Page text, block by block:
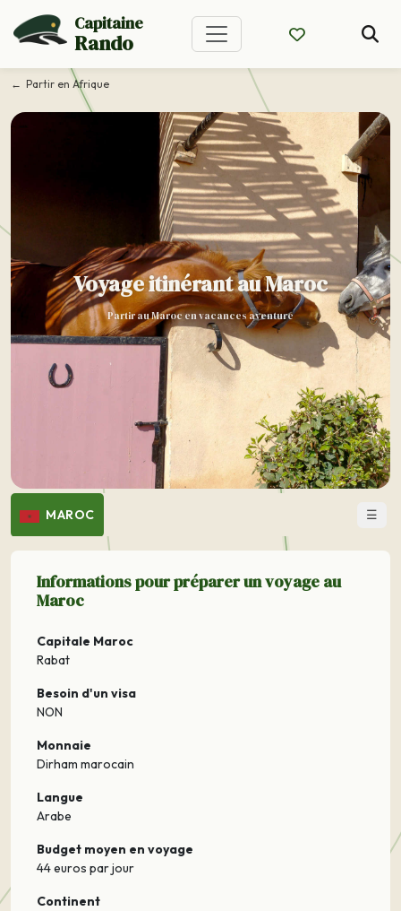
Capitaine
Rando
Partir en Afrique
Voyage itinérant au Maroc
Partir au Maroc en vacances aventure
MAROC ☰
Informations pour préparer un voyage au
Maroc
Capitale Maroc
Rabat
Besoin d'un visa
NON
Monnaie
Dirham marocain
Langue
Arabe
Budget moyen en voyage
44 euros par jour
Continent